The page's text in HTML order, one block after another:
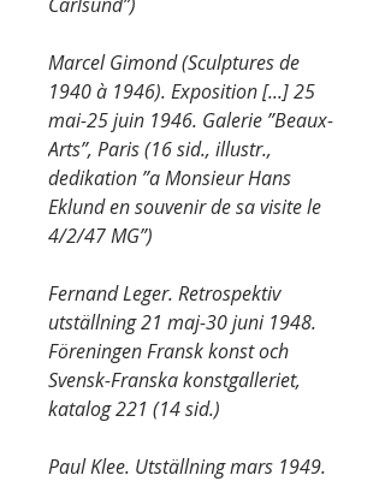
Marcel Gimond (Sculptures de
1940 à 1946). Exposition [...] 25
mai-25 juin 1946. Galerie ”Beaux-
Arts”, Paris (16 sid., illustr.,
dedikation ”a Monsieur Hans
Eklund en souvenir de sa visite le
4/2/47 MG”)
Fernand Leger. Retrospektiv
utställning 21 maj-30 juni 1948.
Föreningen Fransk konst och
Svensk-Franska konstgalleriet,
katalog 221 (14 sid.)
Paul Klee. Utställning mars 1949.